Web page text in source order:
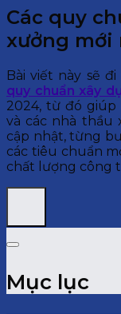
Các quy
xưởng mới
Bài viết này sẽ
quy chuẩn xây
2024, từ đó
và các nhà thầu
cập nhật, từng
các tiêu chuẩn
chất lượng công
Mục lục